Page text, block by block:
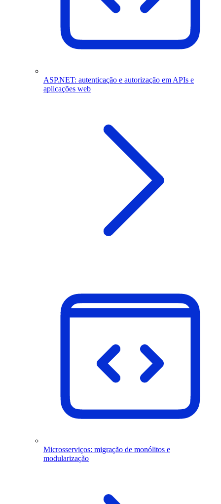
ASP.NET: autenticação e autorização em APIs e
aplicações web
Microsserviços: migração de monólitos e
modularização